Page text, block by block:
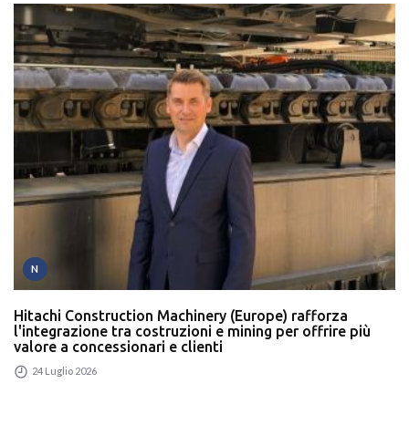
N
Hitachi Construction Machinery (Europe) rafforza
l'integrazione tra costruzioni e mining per offrire più
valore a concessionari e clienti
24 Luglio 2026